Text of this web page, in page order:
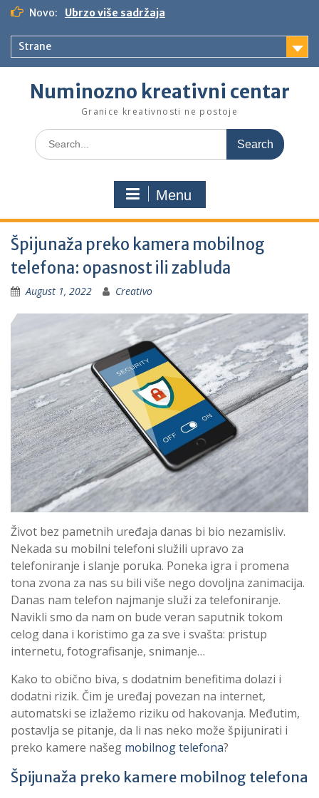
t
Novo: Ubrzo više sadržaja
Strane
Numinozno kreativni centar
Granice kreativnosti ne postoje
S
e
f
o
r
:
Menu
Špijunaža preko kamera mobilnog
telefona: opasnost ili zabluda
August 1, 2022 Creativo
Život bez pametnih uređaja danas bi bio nezamisliv.
Nekada su mobilni telefoni služili upravo za
telefoniranje i slanje poruka. Poneka igra i promena
tona zvona za nas su bili više nego dovoljna zanimacija.
Danas nam telefon najmanje služi za telefoniranje.
Navikli smo da nam on bude veran saputnik tokom
celog dana i koristimo ga za sve i svašta: pristup
internetu, fotografisanje, snimanje…
Kako to obično biva, s dodatnim benefitima dolazi i
dodatni rizik. Čim je uređaj povezan na internet,
automatski se izlažemo riziku od hakovanja. Međutim,
postavlja se pitanje, da li nas neko može špijunirati i
preko kamere našeg mobilnog telefona?
Špijunaža preko kamere mobilnog telefona